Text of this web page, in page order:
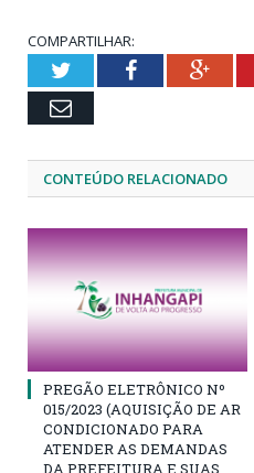
COMPARTILHAR:
TwitterFacebook
Email
CONTEÚDO RELACIONADO
PREGÃO ELETRÔNICO Nº
015/2023 (AQUISIÇÃO DE AR
CONDICIONADO PARA
ATENDER AS DEMANDAS
DA PREFEITURA E SUAS